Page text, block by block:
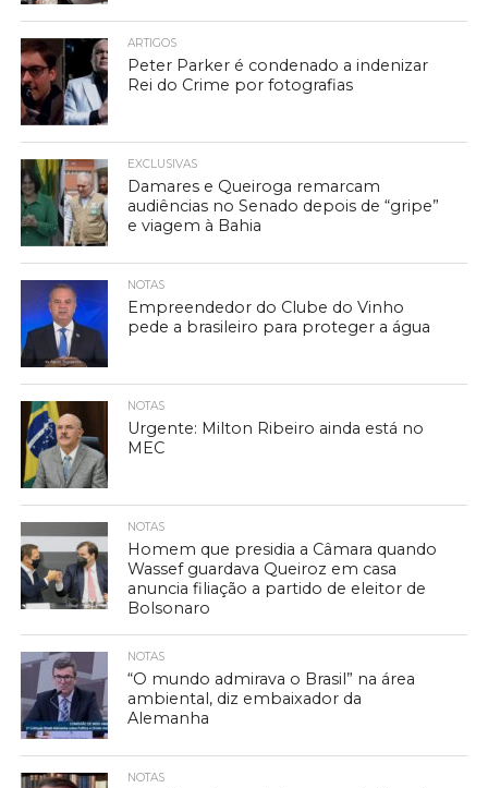
ARTIGOS
Peter Parker é condenado a indenizar
Rei do Crime por fotografias
EXCLUSIVAS
Damares e Queiroga remarcam
audiências no Senado depois de “gripe”
e viagem à Bahia
NOTAS
Empreendedor do Clube do Vinho
pede a brasileiro para proteger a água
NOTAS
Urgente: Milton Ribeiro ainda está no
MEC
NOTAS
Homem que presidia a Câmara quando
Wassef guardava Queiroz em casa
anuncia filiação a partido de eleitor de
Bolsonaro
NOTAS
“O mundo admirava o Brasil” na área
ambiental, diz embaixador da
Alemanha
NOTAS